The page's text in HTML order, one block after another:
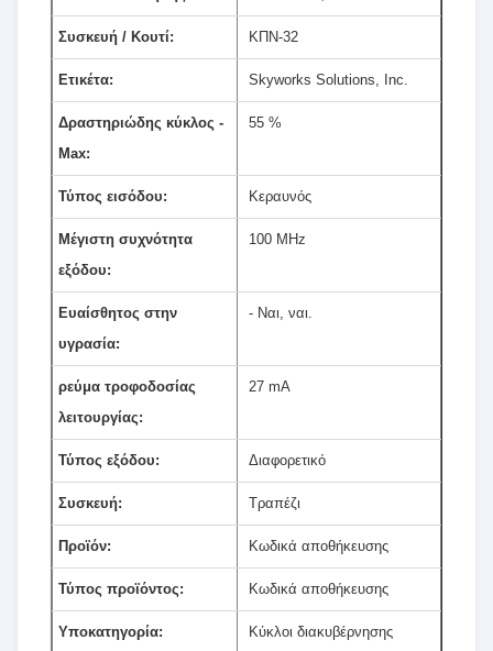
Συσκευή / Κουτί: ΚΠΝ-32
Ετικέτα: Skyworks Solutions, Inc.
Δραστηριώδης κύκλος -
Max:
55 %
Τύπος εισόδου: Κεραυνός
Μέγιστη συχνότητα
εξόδου:
100 MHz
Ευαίσθητος στην
υγρασία:
- Ναι, ναι.
ρεύμα τροφοδοσίας
λειτουργίας:
27 mA
Τύπος εξόδου: Διαφορετικό
Συσκευή: Τραπέζι
Προϊόν: Κωδικά αποθήκευσης
Τύπος προϊόντος: Κωδικά αποθήκευσης
Υποκατηγορία:
Κύκλοι διακυβέρνησης